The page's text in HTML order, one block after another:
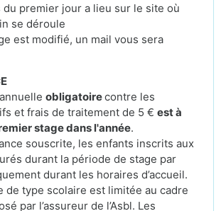
premier jour a lieu sur le site où
se déroule
est modifié, un mail vous sera
obligatoirecontre les
et frais de traitement de 5 € est à
stage dans l'année.
souscrite, les enfants inscrits aux
durant la période de stage par
durant les horaires d’accueil.
de type scolaire est limitée au cadre
par l’assureur de l’Asbl. Les